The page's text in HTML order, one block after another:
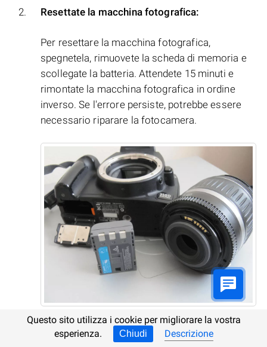
Resettate la macchina fotografica:
Per resettare la macchina fotografica,
spegnetela, rimuovete la scheda di memoria e
scollegate la batteria. Attendete 15 minuti e
rimontate la macchina fotografica in ordine
inverso. Se l'errore persiste, potrebbe essere
necessario riparare la fotocamera.
Sostituite o caricate l’alimentazione interna:
Questo sito utilizza i cookie per migliorare la vostra
esperienza.
Chiudi Descrizione